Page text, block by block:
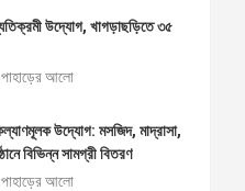
উদ্যোগ, খাগড়াছড়িতে ৩৫
পাহাড়ের আলো
উদ্যোগ: মসজিদ, মাদ্রাসা,
বিভিন্ন সামগ্রী বিতরণ
পাহাড়ের আলো